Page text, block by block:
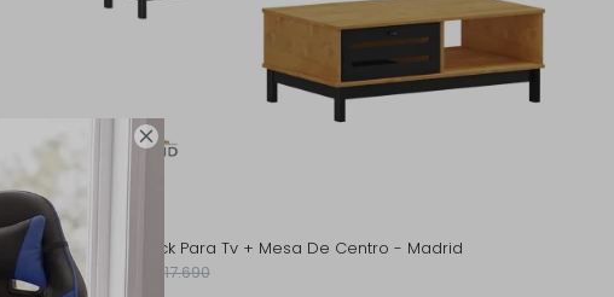

Combo Rack Para Tv + Mesa De Centro - Madrid
$12.590 17.690